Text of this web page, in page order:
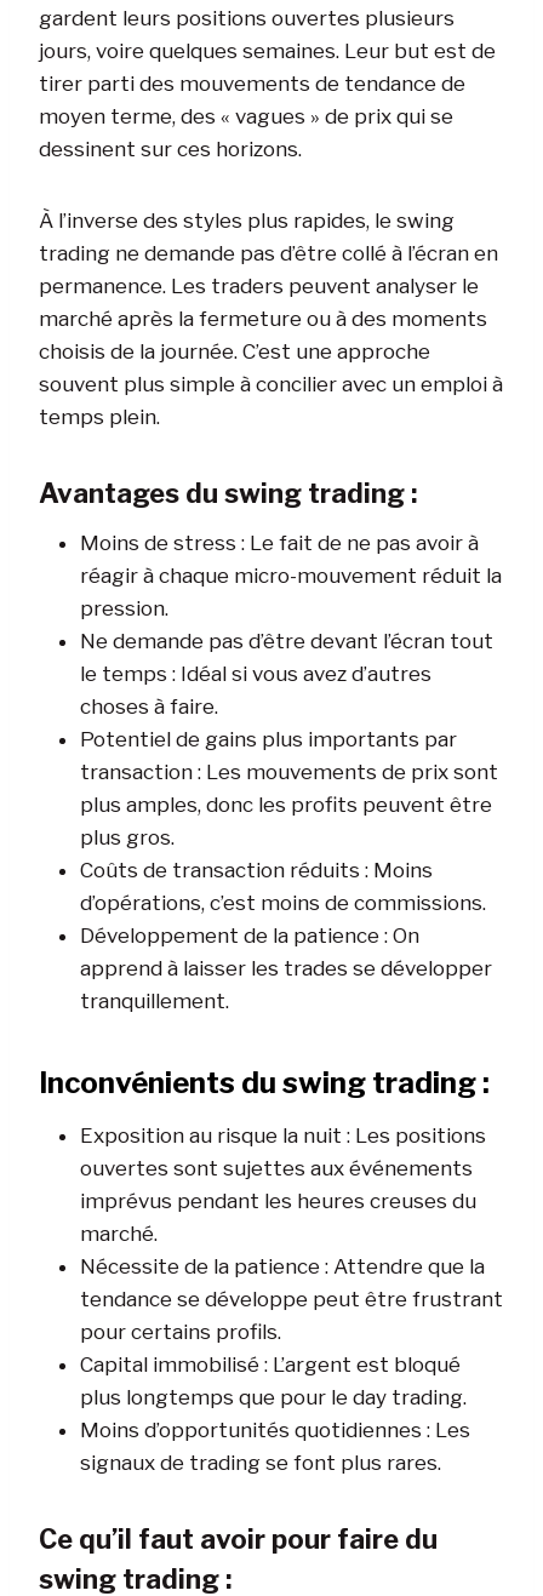
gardent leurs positions ouvertes plusieurs
jours, voire quelques semaines. Leur but est de
tirer parti des mouvements de tendance de
moyen terme, des « vagues » de prix qui se
dessinent sur ces horizons.
À l’inverse des styles plus rapides, le swing
trading ne demande pas d’être collé à l’écran en
permanence. Les traders peuvent analyser le
marché après la fermeture ou à des moments
choisis de la journée. C’est une approche
souvent plus simple à concilier avec un emploi à
temps plein.
Avantages du swing trading :
Moins de stress : Le fait de ne pas avoir à
réagir à chaque micro-mouvement réduit la
pression.
Ne demande pas d’être devant l’écran tout
le temps : Idéal si vous avez d’autres
choses à faire.
Potentiel de gains plus importants par
transaction : Les mouvements de prix sont
plus amples, donc les profits peuvent être
plus gros.
Coûts de transaction réduits : Moins
d’opérations, c’est moins de commissions.
Développement de la patience : On
apprend à laisser les trades se développer
tranquillement.
Inconvénients du swing trading :
Exposition au risque la nuit : Les positions
ouvertes sont sujettes aux événements
imprévus pendant les heures creuses du
marché.
Nécessite de la patience : Attendre que la
tendance se développe peut être frustrant
pour certains profils.
Capital immobilisé : L’argent est bloqué
plus longtemps que pour le day trading.
Moins d’opportunités quotidiennes : Les
signaux de trading se font plus rares.
Ce qu’il faut avoir pour faire du
swing trading :